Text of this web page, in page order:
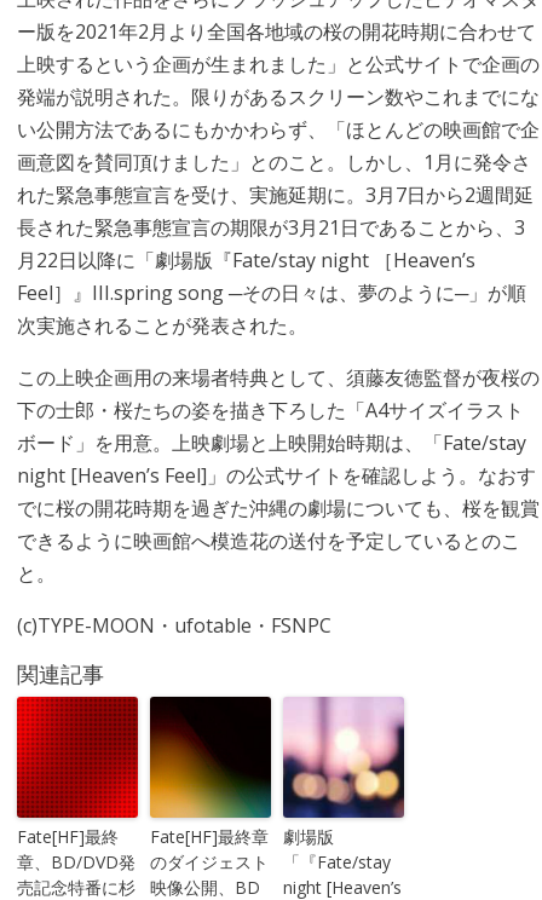
ー版を2021年2月より全国各地域の桜の開花時期に合わせて
上映するという企画が生まれました」と公式サイトで企画の
発端が説明された。限りがあるスクリーン数やこれまでにな
い公開方法であるにもかかわらず、「ほとんどの映画館で企
画意図を賛同頂けました」とのこと。しかし、1月に発令さ
れた緊急事態宣言を受け、実施延期に。3月7日から2週間延
長された緊急事態宣言の期限が3月21日であることから、3
月22日以降に「劇場版『Fate/stay night ［Heaven’s
Feel］』III.spring song ─その日々は、夢のように─」が順
次実施されることが発表された。
この上映企画用の来場者特典として、須藤友徳監督が夜桜の
下の士郎・桜たちの姿を描き下ろした「A4サイズイラスト
ボード」を用意。上映劇場と上映開始時期は、「Fate/stay
night [Heaven’s Feel]」の公式サイトを確認しよう。なおす
でに桜の開花時期を過ぎた沖縄の劇場についても、桜を観賞
できるように映画館へ模造花の送付を予定しているとのこ
と。
(c)TYPE-MOON・ufotable・FSNPC
関連記事
Fate[HF]最終
章、BD/DVD発
売記念特番に杉
Fate[HF]最終章
のダイジェスト
映像公開、BD
劇場版
「『Fate/stay
night [Heaven’s